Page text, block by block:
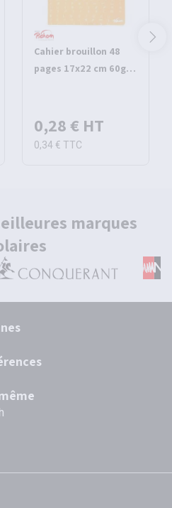
Cahier brouillon 48
pages 17x22 cm 60g
0,28 € HT
0,34 € TTC
marques